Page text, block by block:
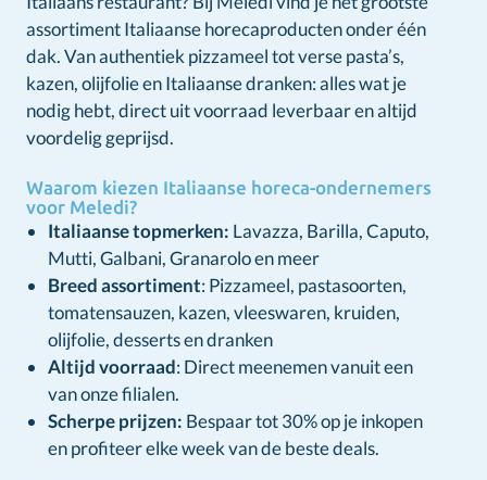
assortiment Italiaanse horecaproducten onder één
dak. Van authentiek pizzameel tot verse pasta’s,
kazen, olijfolie en Italiaanse dranken: alles wat je
nodig hebt, direct uit voorraad leverbaar en altijd
voordelig geprijsd.
Waarom kiezen Italiaanse horeca-ondernemers
voor Meledi?
Italiaanse topmerken: Lavazza, Barilla, Caputo,
Mutti, Galbani, Granarolo en meer
Breed assortiment: Pizzameel, pastasoorten,
tomatensauzen, kazen, vleeswaren, kruiden,
olijfolie, desserts en dranken
Altijd voorraad: Direct meenemen vanuit een
vanonze filialen.
Scherpe prijzen: Bespaar tot 30% op je inkopen
en profiteer elke week van de beste deals.